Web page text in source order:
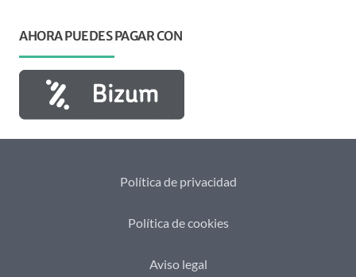
AHORA PUEDES PAGAR CON
Política de privacidad
Política de cookies
Aviso legal